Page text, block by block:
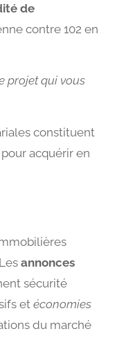
de
contre 102 en
projet qui vous
constituent
acquérir en
annonces
sécurité
et économies
du marché